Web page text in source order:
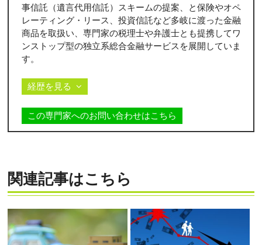
事信託（遺言代用信託）スキームの提案、と保険やオペ
レーティング・リース、投資信託など多岐に渡った金融
商品を取扱い、専門家の税理士や弁護士とも提携してワ
ンストップ型の独立系総合金融サービスを展開していま
す。
経歴を見る
この専門家へのお問い合わせはこちら
関連記事はこちら